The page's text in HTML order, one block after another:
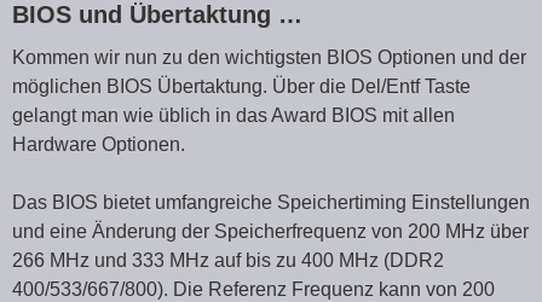
BIOS und Übertaktung …
Kommen wir nun zu den wichtigsten BIOS Optionen und der
möglichen BIOS Übertaktung. Über die Del/Entf Taste
gelangt man wie üblich in das Award BIOS mit allen
Hardware Optionen.
Das BIOS bietet umfangreiche Speichertiming Einstellungen
und eine Änderung der Speicherfrequenz von 200 MHz über
266 MHz und 333 MHz auf bis zu 400 MHz (DDR2
400/533/667/800). Die Referenz Frequenz kann von 200